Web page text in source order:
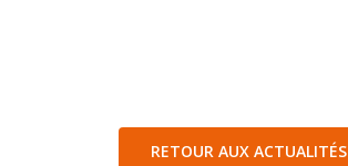
RETOUR AUX ACTUALITÉS